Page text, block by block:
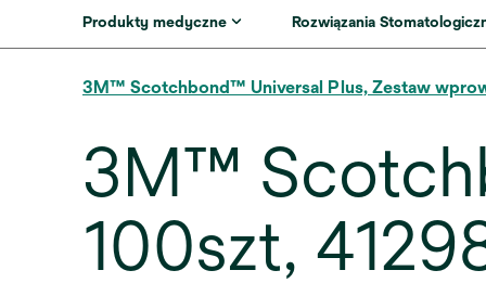
Produkty medyczne Rozwiązania
3M™ Scotchbond™ Universal Plus, Zestaw
3M™
100szt,